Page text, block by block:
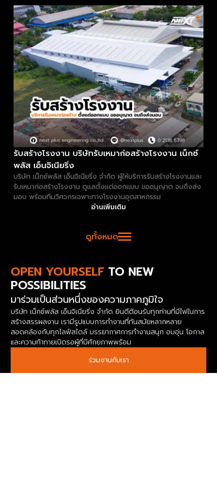
รับสร้างโรงงาน บริษัทรับเหมาก่อสร้างโรงงาน เน็กซ์
พลัส เอ็นจิเนียริ่ง
บริษัท เน็กซ์พลัส เอ็นจิเนียริ่ง จำกัด ผู้ให้บริการรับสร้างโรงงานและ
รับเหมาก่อสร้างโรงงาน ดูแลตั้งแต่ออกแบบ ขออนุญาต จนถึงส่ง
มอบ พร้อมทีมวิศวกรเฉพาะทางโรงงานอุตสาหกรรม
อ่านเพิ่มเติม
ดูทั้งหมด
OPEN YOURSELF TO NEW
POSSIBILITIES
มาร่วมเป็นส่วนหนึ่งของความภาคภูมิใจ
บริษัท เน็กซ์พลัส เอ็นจิเนียริ่ง จำกัด ยินดีต้อนรับทุกท่านที่มีไฟในการ
สร้างสรรผลงาน เรามีรูปแบบการทำงานที่ทันสมัยหลากหลาย
สอดคล้องกับทุกไลฟ์สไตล์ บรรยากาศการทำงานสนุก อบอุ่น โอกาส
และความท้าทายเปิดรอผู้ที่มีศักยภาพพร้อม
ร่วมงานกับเรา